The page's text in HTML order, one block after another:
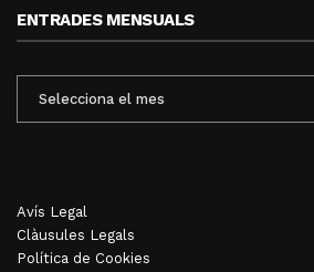
ENTRADES MENSUALS
MENSUALS
Avís Legal
Clàusules Legals
Política de Cookies